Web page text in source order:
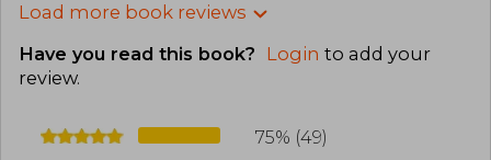
Load more book reviews
Have you read this book? Login to add your
review.
75% (49)